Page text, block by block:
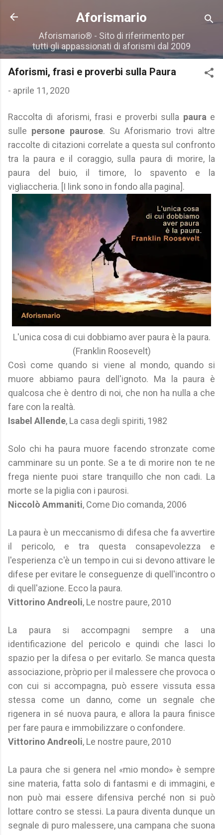
Passa ai contenuti principali
Aforismario
Aforismario® - Sito di riferimento per
tutti gli appassionati di aforismi dal 2009
Aforismi, frasi e proverbi sulla Paura
- aprile 11, 2020
Raccolta di aforismi, frasi e proverbi sulla paura e
sulle persone paurose. Su Aforismario trovi altre
raccolte di citazioni correlate a questa sul confronto
tra la paura e il coraggio, sulla paura di morire, la
paura del buio, il timore, lo spavento e la
vigliaccheria. [I link sono in fondo alla pagina].
L'unica cosa di cui dobbiamo aver paura è la paura.
(Franklin Roosevelt)
Così come quando si viene al mondo, quando si
muore abbiamo paura dell'ignoto. Ma la paura è
qualcosa che è dentro di noi, che non ha nulla a che
fare con la realtà.
Isabel Allende, La casa degli spiriti, 1982
Solo chi ha paura muore facendo stronzate come
camminare su un ponte. Se a te di morire non te ne
frega niente puoi stare tranquillo che non cadi. La
morte se la piglia con i paurosi.
Niccolò Ammaniti, Come Dio comanda, 2006
La paura è un meccanismo di difesa che fa avvertire
il pericolo, e tra questa consapevolezza e
l'esperienza c'è un tempo in cui si devono attivare le
difese per evitare le conseguenze di quell'incontro o
di quell'azione. Ecco la paura.
Vittorino Andreoli, Le nostre paure, 2010
La paura si accompagni sempre a una
identificazione del pericolo e quindi che lasci lo
spazio per la difesa o per evitarlo. Se manca questa
associazione, pròprio per il malessere che provoca o
con cui si accompagna, può essere vissuta essa
stessa come un danno, come un segnale che
rigenera in sé nuova paura, e allora la paura finisce
per fare paura e immobilizzare o confondere.
Vittorino Andreoli, Le nostre paure, 2010
La paura che si genera nel «mio mondo» è sempre
sine materia, fatta solo di fantasmi e di immagini, e
non può mai essere difensiva perché non si può
lottare contro se stessi. La paura diventa dunque un
segnale di puro malessere, una campana che suona